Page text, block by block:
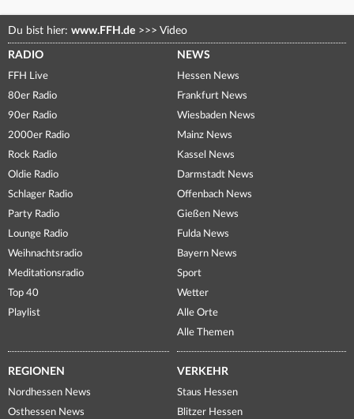
Du bist hier: www.FFH.de >>> Video
RADIO
FFH Live
80er Radio
90er Radio
2000er Radio
Rock Radio
Oldie Radio
Schlager Radio
Party Radio
Lounge Radio
Weihnachtsradio
Meditationsradio
Top 40
Playlist
NEWS
Hessen News
Frankfurt News
Wiesbaden News
Mainz News
Kassel News
Darmstadt News
Offenbach News
Gießen News
Fulda News
Bayern News
Sport
Wetter
Alle Orte
Alle Themen
REGIONEN
Nordhessen News
Osthessen News
VERKEHR
Staus Hessen
Blitzer Hessen